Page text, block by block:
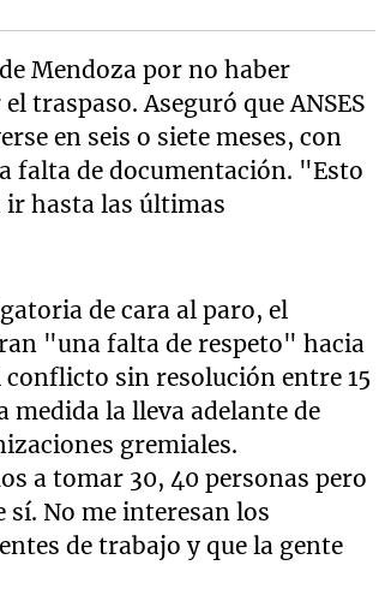
Mendoza por no haber
traspaso. Aseguró que ANSES
en seis o siete meses, con
falta de documentación. "Esto
ir hasta las últimas
de cara al paro, el
"una falta de respeto" hacia
sin resolución entre 15
medida la lleva adelante de
gremiales.
a tomar 30, 40 personas pero
sí. No me interesan los
de trabajo y que la gente